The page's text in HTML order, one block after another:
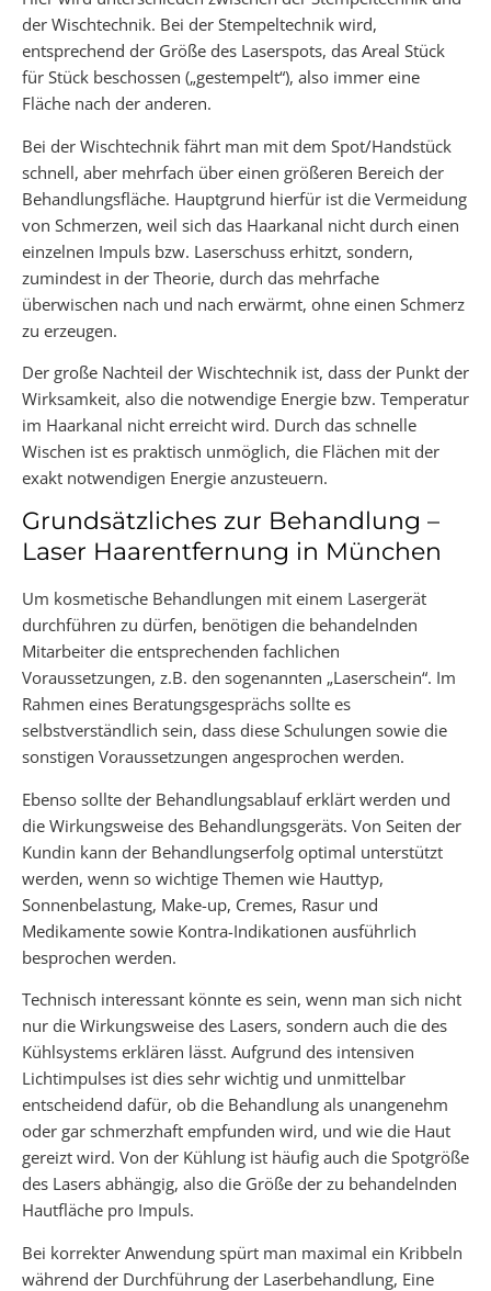
der Wischtechnik. Bei der Stempeltechnik wird,
entsprechend der Größe des Laserspots, das Areal Stück
für Stück beschossen („gestempelt“), also immer eine
Fläche nach der anderen.
Bei der Wischtechnik fährt man mit dem Spot/Handstück
schnell, aber mehrfach über einen größeren Bereich der
Behandlungsfläche. Hauptgrund hierfür ist die Vermeidung
von Schmerzen, weil sich das Haarkanal nicht durch einen
einzelnen Impuls bzw. Laserschuss erhitzt, sondern,
zumindest in der Theorie, durch das mehrfache
überwischen nach und nach erwärmt, ohne einen Schmerz
zu erzeugen.
Der große Nachteil der Wischtechnik ist, dass der Punkt der
Wirksamkeit, also die notwendige Energie bzw. Temperatur
im Haarkanal nicht erreicht wird. Durch das schnelle
Wischen ist es praktisch unmöglich, die Flächen mit der
exakt notwendigen Energie anzusteuern.
Grundsätzliches zur Behandlung –
Laser Haarentfernung in München
Um kosmetische Behandlungen mit einem Lasergerät
durchführen zu dürfen, benötigen die behandelnden
Mitarbeiter die entsprechenden fachlichen
Voraussetzungen, z.B. den sogenannten „Laserschein“. Im
Rahmen eines Beratungsgesprächs sollte es
selbstverständlich sein, dass diese Schulungen sowie die
sonstigen Voraussetzungen angesprochen werden.
Ebenso sollte der Behandlungsablauf erklärt werden und
die Wirkungsweise des Behandlungsgeräts. Von Seiten der
Kundin kann der Behandlungserfolg optimal unterstützt
werden, wenn so wichtige Themen wie Hauttyp,
Sonnenbelastung, Make-up, Cremes, Rasur und
Medikamente sowie Kontra-Indikationen ausführlich
besprochen werden.
Technisch interessant könnte es sein, wenn man sich nicht
nur die Wirkungsweise des Lasers, sondern auch die des
Kühlsystems erklären lässt. Aufgrund des intensiven
Lichtimpulses ist dies sehr wichtig und unmittelbar
entscheidend dafür, ob die Behandlung als unangenehm
oder gar schmerzhaft empfunden wird, und wie die Haut
gereizt wird. Von der Kühlung ist häufig auch die Spotgröße
des Lasers abhängig, also die Größe der zu behandelnden
Hautfläche pro Impuls.
Bei korrekter Anwendung spürt man maximal ein Kribbeln
während der Durchführung der Laserbehandlung, Eine